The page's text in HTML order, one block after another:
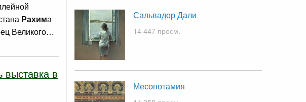
Рахима
Великого…
в
Сальвадор Дали
14 447 просм.
Месопотамия